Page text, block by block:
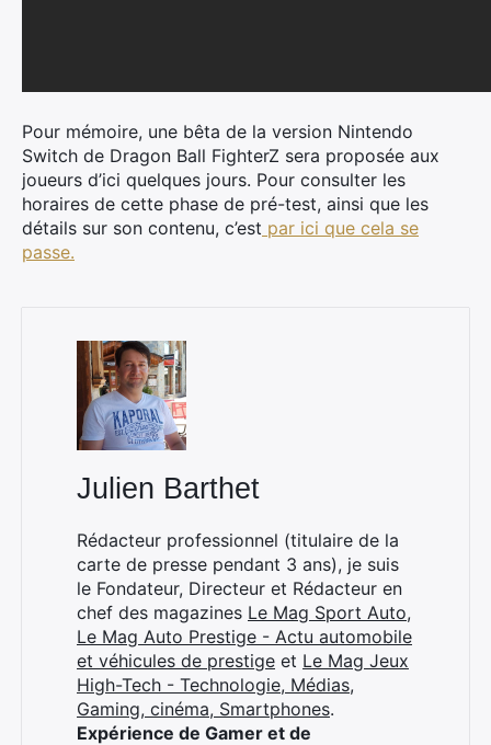
Pour mémoire, une bêta de la version Nintendo
Switch de Dragon Ball FighterZ sera proposée aux
joueurs d’ici quelques jours. Pour consulter les
horaires de cette phase de pré-test, ainsi que les
détails sur son contenu, c’est par ici que cela se
passe.
Julien Barthet
Rédacteur professionnel (titulaire de la
carte de presse pendant 3 ans), je suis
le Fondateur, Directeur et Rédacteur en
chef des magazines Le Mag Sport Auto,
Le Mag Auto Prestige - Actu automobile
et véhicules de prestige et Le Mag Jeux
High-Tech - Technologie, Médias,
Gaming, cinéma, Smartphones.
Expérience de Gamer et de